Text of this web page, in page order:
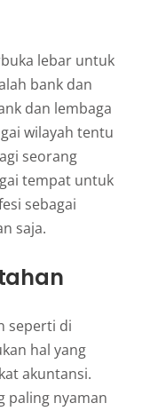
lebar untuk
bank dan
dan lembaga
wilayah tentu
seorang
tempat untuk
sebagai
saja.
seperti di
hal yang
akuntansi.
paling nyaman